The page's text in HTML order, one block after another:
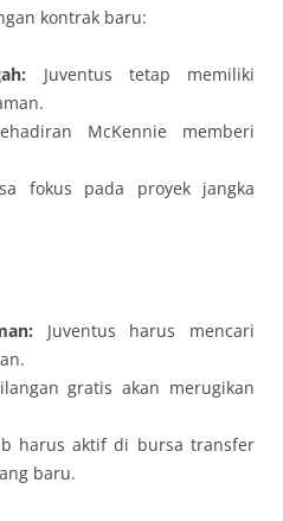
kontrak baru:
Juventus tetap memiliki
McKennie memberi
fokus pada proyek jangka
Juventus harus mencari
gratis akan merugikan
harus aktif di bursa transfer
baru.